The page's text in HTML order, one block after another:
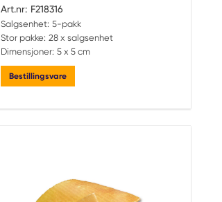
Art.nr: F218316
Salgsenhet: 5-pakk
Stor pakke: 28 x salgsenhet
Dimensjoner: 5 x 5 cm
Bestillingsvare